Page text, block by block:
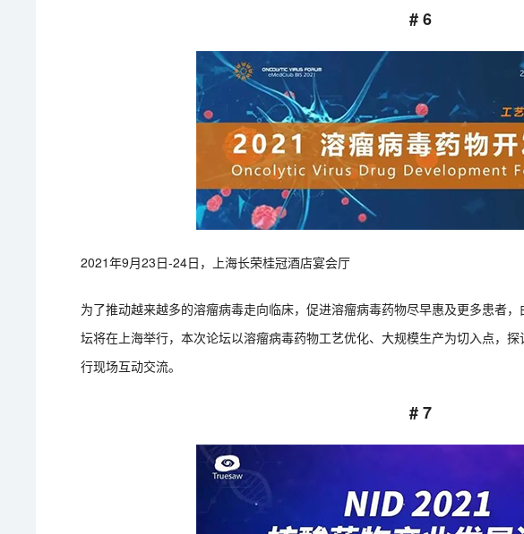
# 6
2021年9月23日-24日，上海长荣桂冠酒店宴会厅
为了推动越来越多的溶瘤病毒走向临床，促进溶瘤病毒药物尽早惠及更多患者
坛将在上海举行，本次论坛以溶瘤病毒药物工艺优化、大规模生产为切入点，
行现场互动交流。
# 7